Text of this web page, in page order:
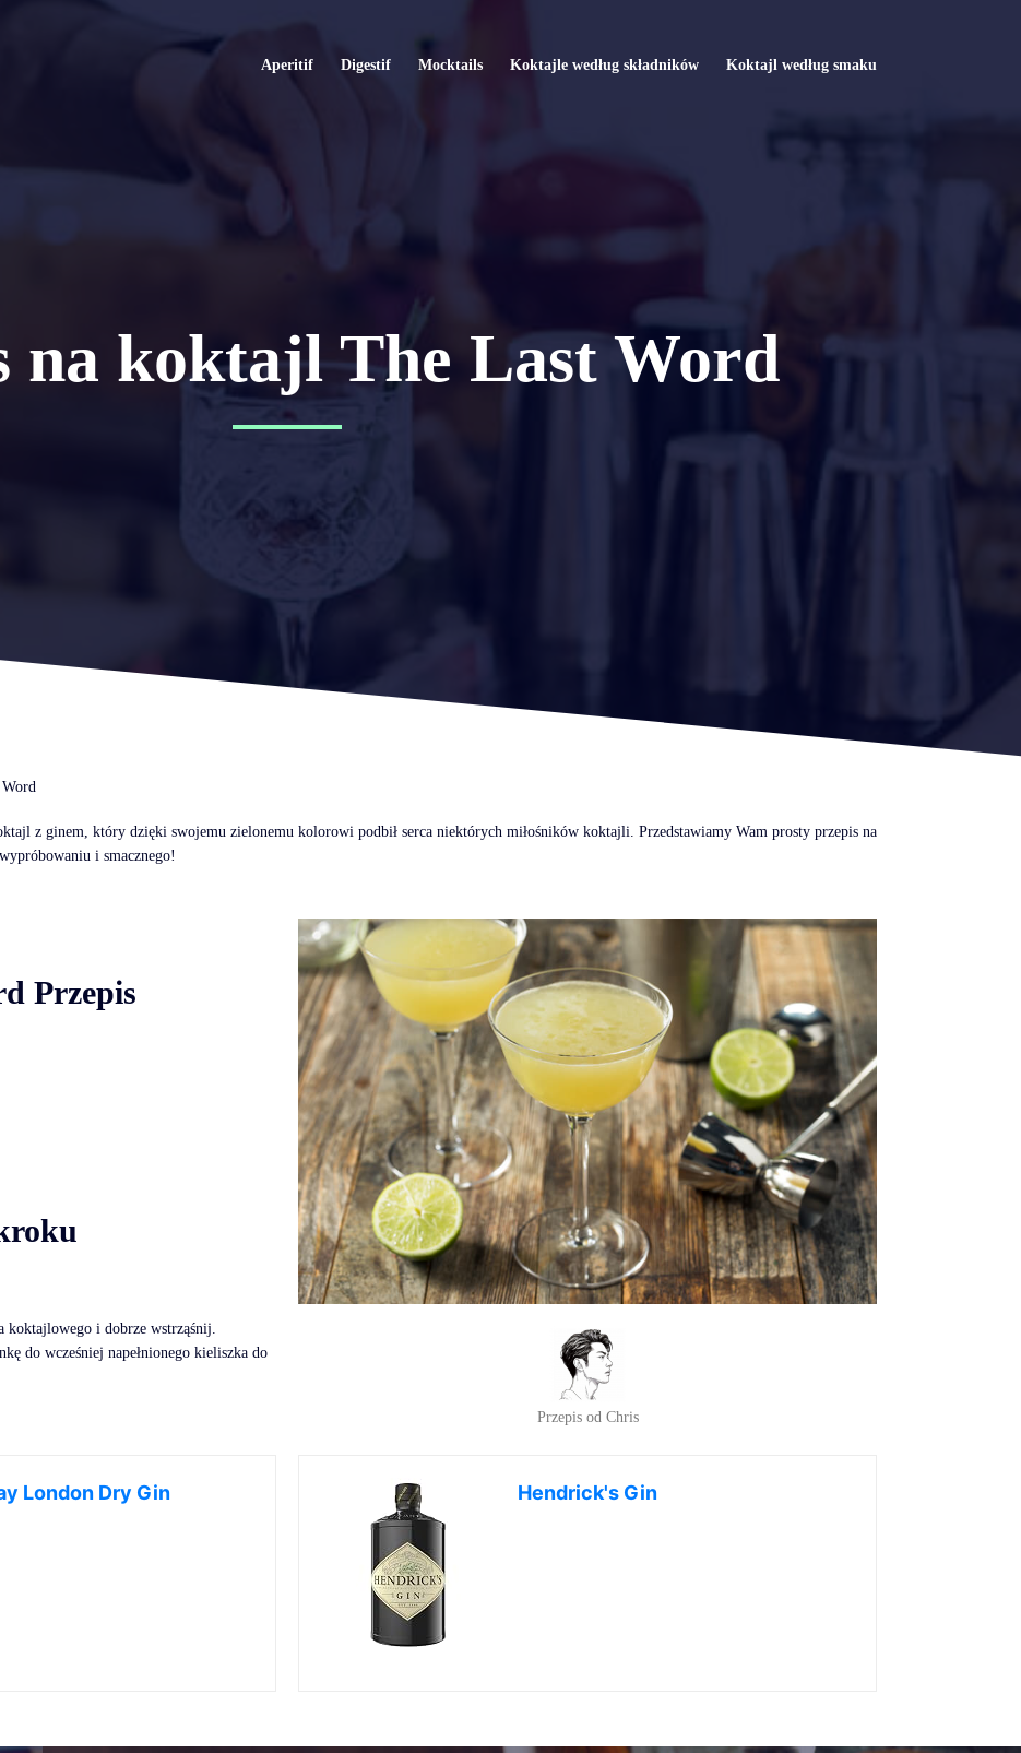
Aperitif Digestif Mocktails Koktajle według składników Koktajl według smaku
na koktajl The Last Word
z ginem, który dzięki swojemu zielonemu kolorowi podbił serca niektórych miłośników koktajli. Przedstawiamy Wam prosty przepis na
i smacznego!
Przepis
koktajlowego i dobrze wstrząśnij.
do wcześniej napełnionego kieliszka do
Przepis od Chris
London Dry Gin Hendrick's Gin